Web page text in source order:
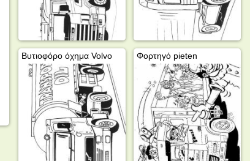
Βυτιοφόρο όχημα Volvo Φορτηγό pieten